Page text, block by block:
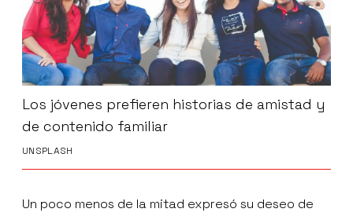
Los jóvenes prefieren historias de amistad y
de contenido familiar
UNSPLASH
Un poco menos de la mitad expresó su deseo de